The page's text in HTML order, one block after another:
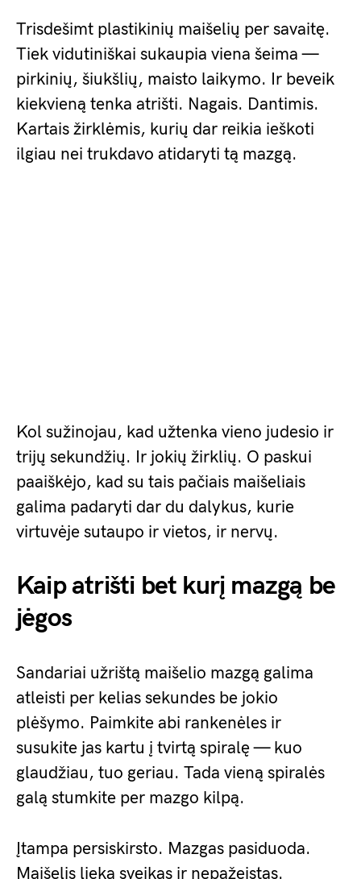
Trisdešimt plastikinių maišelių per savaitę.
Tiek vidutiniškai sukaupia viena šeima —
pirkinių, šiukšlių, maisto laikymo. Ir beveik
kiekvieną tenka atrišti. Nagais. Dantimis.
Kartais žirklėmis, kurių dar reikia ieškoti
ilgiau nei trukdavo atidaryti tą mazgą.
Kol sužinojau, kad užtenka vieno judesio ir
trijų sekundžių. Ir jokių žirklių. O paskui
paaiškėjo, kad su tais pačiais maišeliais
galima padaryti dar du dalykus, kurie
virtuvėje sutaupo ir vietos, ir nervų.
Kaip atrišti bet kurį mazgą be
jėgos
Sandariai užrištą maišelio mazgą galima
atleisti per kelias sekundes be jokio
plėšymo. Paimkite abi rankenėles ir
susukite jas kartu į tvirtą spiralę — kuo
glaudžiau, tuo geriau. Tada vieną spiralės
galą stumkite per mazgo kilpą.
Įtampa persiskirsto. Mazgas pasiduoda.
Maišelis lieka sveikas ir nepažeistas.